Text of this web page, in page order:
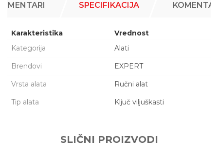
SPECIFIKACIJA
Karakteristika
Vrednost
Kategorija
Alati
Brendovi EXPERT
Vrsta alata Ručni alat
Tip alata Ključ viljuškasti
SLIČNI PROIZVODI